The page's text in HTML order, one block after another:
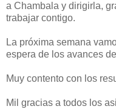
a Chambala y dirigirla,
trabajar contigo.
La próxima semana
espera de los avances
Muy contento con los
Mil gracias a todos los